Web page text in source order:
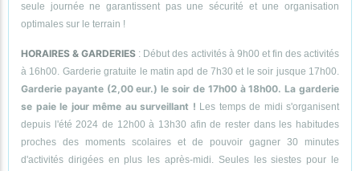
seule journée ne garantissent pas une sécurité et une organisation
optimales sur le terrain !
HORAIRES & GARDERIES : Début des activités à 9h00 et fin des activités
à 16h00. Garderie gratuite le matin apd de 7h30 et le soir jusque 17h00.
Garderie payante (2,00 eur.) le soir de 17h00 à 18h00. La garderie
se paie le jour même au surveillant ! Les temps de midi s'organisent
depuis l'été 2024 de 12h00 à 13h30 afin de rester dans les habitudes
proches des moments scolaires et de pouvoir gagner 30 minutes
d'activités dirigées en plus les après-midi. Seules les siestes pour le